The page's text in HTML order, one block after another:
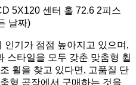
5X120 센터 홀 72.6 2피스
날짜)
인기가 점점 높아지고 있으며,
스타일을 모두 갖춘 맞춤형 휠
휠을 찾고 있다면, 고품질 단
형 공장에서 구매하는 것을